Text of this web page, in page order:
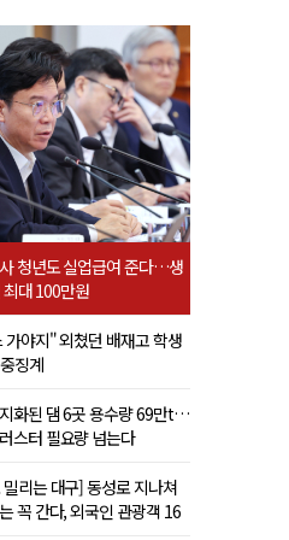
청년도 실업급여 준다…생
대 100만원
가야지" 외쳤던 배재고 학생
징계
화된 댐 6곳 용수량 69만t…
스터 필요량 넘는다
리는 대구] 동성로 지나쳐
꼭 간다, 외국인 관광객 16